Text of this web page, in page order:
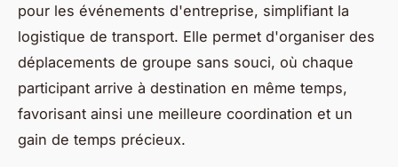
pour les événements d'entreprise, simplifiant la
logistique de transport. Elle permet d'organiser des
déplacements de groupe sans souci, où chaque
participant arrive à destination en même temps,
favorisant ainsi une meilleure coordination et un
gain de temps précieux.